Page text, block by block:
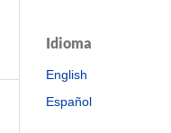
Idioma
English
Español